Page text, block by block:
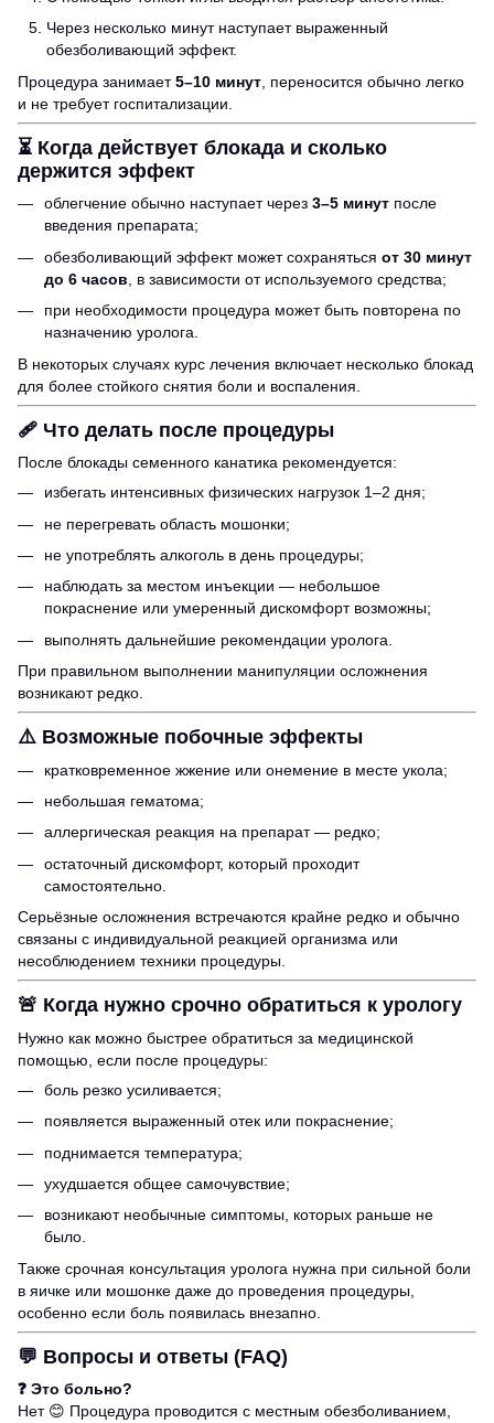
Через несколько минут наступает выраженный
обезболивающий эффект.
Процедура занимает5–10 минут , переносится обычно легко
и не требует госпитализации.
⏳ Когда действует блокада и сколько
держится эффект
облегчение обычно наступает через 3–5 минут после
введения препарата;
обезболивающий эффект может сохраняться от 30 минут
до 6 часов , в зависимости от используемого средства;
при необходимости процедура может быть повторена по
назначению уролога.
В некоторых случаях курс лечения включает несколько блокад
для более стойкого снятия боли и воспаления.
🩹 Что делать после процедуры
После блокады семенного канатика рекомендуется:
избегать интенсивных физических нагрузок 1–2 дня;
не перегревать область мошонки;
не употреблять алкоголь в день процедуры;
наблюдать за местом инъекции — небольшое
покраснение или умеренный дискомфорт возможны;
выполнять дальнейшие рекомендации уролога.
При правильном выполнении манипуляции осложнения
возникают редко.
⚠️ Возможные побочные эффекты
кратковременное жжение или онемение в месте укола;
небольшая гематома;
аллергическая реакция на препарат — редко;
остаточный дискомфорт, который проходит
самостоятельно.
Серьёзные осложнения встречаются крайне редко и обычно
связаны с индивидуальной реакцией организма или
несоблюдением техники процедуры.
🚨 Когда нужно срочно обратиться к урологу
Нужно как можно быстрее обратиться за медицинской
помощью, если после процедуры:
боль резко усиливается;
появляется выраженный отек или покраснение;
поднимается температура;
ухудшается общее самочувствие;
возникают необычные симптомы, которых раньше не
было.
Также срочная консультация уролога нужна при сильной боли
в яичке или мошонке даже до проведения процедуры,
особенно если боль появилась внезапно.
💬 Вопросы и ответы (FAQ)
❓ Это больно?
Нет 😊 Процедура проводится с местным обезболиванием,